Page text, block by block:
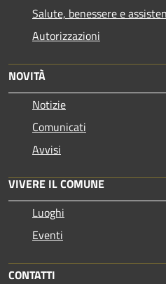
Salute, benessere e
Autorizzazioni
NOVITÀ
Notizie
Comunicati
Avvisi
VIVERE IL COMUNE
Luoghi
Eventi
CONTATTI